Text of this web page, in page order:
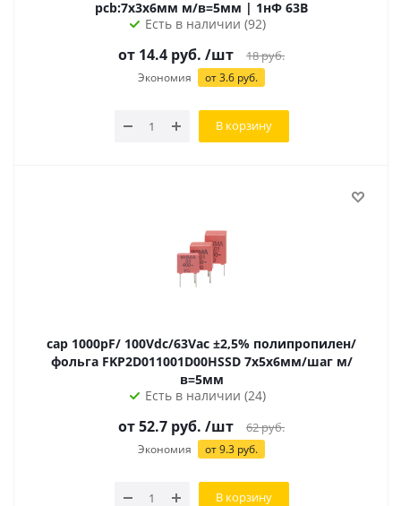
pcb:7х3х6мм м/в=5мм | 1нФ 63В
Есть в наличии (92)
от 14.4 руб. /шт 18руб.
Экономия от 3.6 руб.
В корзину
cap 1000pF/ 100Vdc/63Vac ±2,5% полипропилен/
фольга FKP2D011001D00HSSD 7х5х6мм/шаг м/
в=5мм
Есть в наличии (24)
от 52.7 руб. /шт 62руб.
Экономия от 9.3 руб.
В корзину